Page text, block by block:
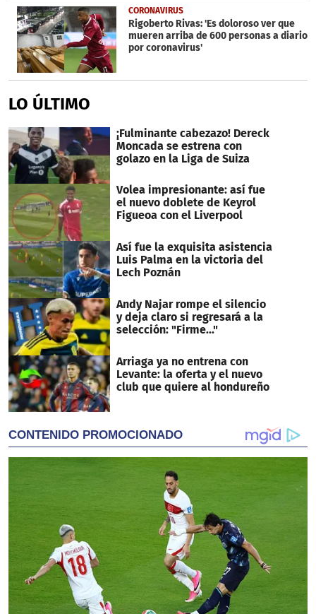
CORONAVIRUS
Rigoberto Rivas: 'Es doloroso ver que
mueren arriba de 600 personas a diario
por coronavirus'
LO ÚLTIMO
¡Fulminante cabezazo! Dereck
Moncada se estrena con
golazo en la Liga de Suiza
Volea impresionante: así fue
el nuevo doblete de Keyrol
Figueoa con el Liverpool
Así fue la exquisita asistencia
Luis Palma en la victoria del
Lech Poznán
Andy Najar rompe el silencio
y deja claro si regresará a la
selección: "Firme..."
Arriaga ya no entrena con
Levante: la oferta y el nuevo
club que quiere al hondureño